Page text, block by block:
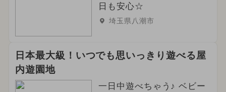
2024年9月のイベント
2025年7月のイベント クリスマス
2024年4月のイベント
日も安心☆
埼玉県八潮市
日本最大級！いつでも思いっきり遊べる屋
内遊園地
一日中遊べちゃう♪ ベビー